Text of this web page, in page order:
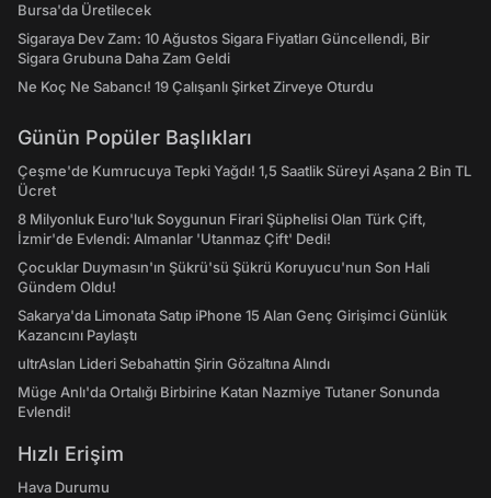
Bursa'da Üretilecek
Sigaraya Dev Zam: 10 Ağustos Sigara Fiyatları Güncellendi, Bir
Sigara Grubuna Daha Zam Geldi
Ne Koç Ne Sabancı! 19 Çalışanlı Şirket Zirveye Oturdu
Günün Popüler Başlıkları
Çeşme'de Kumrucuya Tepki Yağdı! 1,5 Saatlik Süreyi Aşana 2 Bin TL
Ücret
8 Milyonluk Euro'luk Soygunun Firari Şüphelisi Olan Türk Çift,
İzmir'de Evlendi: Almanlar 'Utanmaz Çift' Dedi!
Çocuklar Duymasın'ın Şükrü'sü Şükrü Koruyucu'nun Son Hali
Gündem Oldu!
Sakarya'da Limonata Satıp iPhone 15 Alan Genç Girişimci Günlük
Kazancını Paylaştı
ultrAslan Lideri Sebahattin Şirin Gözaltına Alındı
Müge Anlı'da Ortalığı Birbirine Katan Nazmiye Tutaner Sonunda
Evlendi!
Hızlı Erişim
Hava Durumu